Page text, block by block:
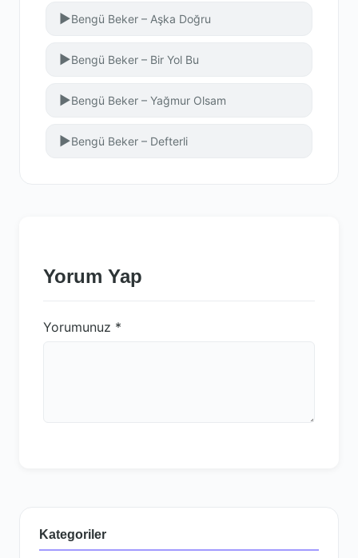
▶Bengü Beker – Aşka Doğru
▶Bengü Beker – Bir Yol Bu
▶Bengü Beker – Yağmur Olsam
▶Bengü Beker – Defterli
Yorum Yap
Yorumunuz *
Kategoriler